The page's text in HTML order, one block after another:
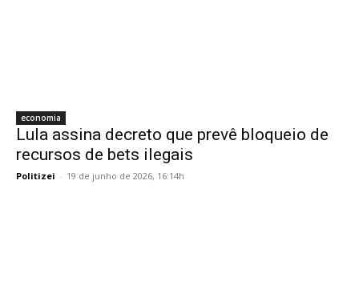
economia
Lula assina decreto que prevê bloqueio de
recursos de bets ilegais
Politizei - 19 de junho de 2026, 16:14h